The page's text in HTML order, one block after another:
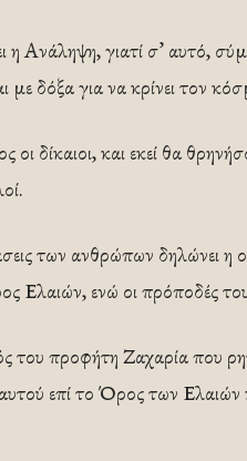
η Ανάληψη, γιατί σ’ αυτό,
με δόξα για να κρίνει τον
οι δίκαιοι, και εκεί θα
των ανθρώπων δηλώνει
Ελαιών, ενώ οι πρόποδές
του προφήτη Ζαχαρία που
επί το Όρος των Ελαιών